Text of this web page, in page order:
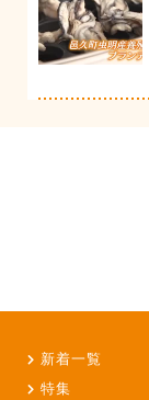
新着一覧
特集